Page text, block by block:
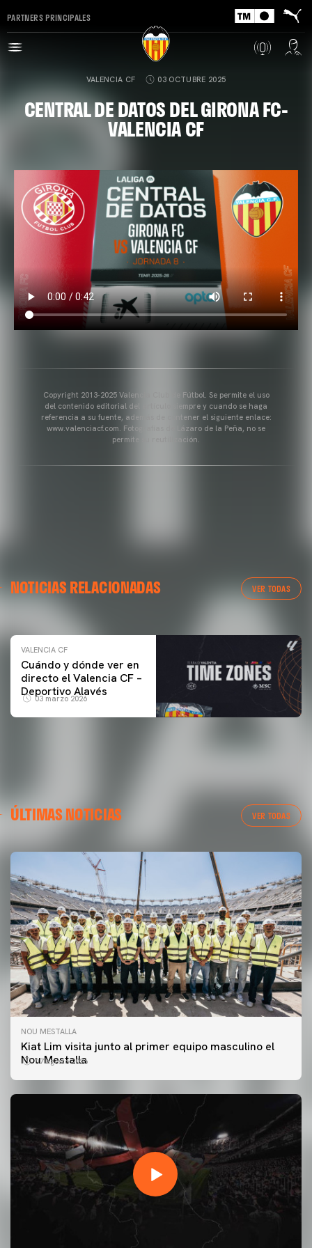
PARTNERS PRINCIPALES
VALENCIA CF 03 OCTUBRE 2025
CENTRAL DE DATOS DEL GIRONA FC-
VALENCIA CF
Copyright 2013-2025 Valencia Club de Fútbol. Se permite el uso
del contenido editorial del artículo siempre y cuando se haga
referencia a su fuente, además de contener el siguiente enlace:
www.valenciacf.com. Fotografías de Lázaro de la Peña, no se
permite su reutilización.
NOTICIAS RELACIONADAS VER TODAS
ENTRENAMIENTO DEL VALENCIA CF 04/03/26
VALENCIA CF
Cuándo y dónde ver en
directo el Valencia CF –
Deportivo Alavés
03 marzo 2026
ÚLTIMAS NOTICIAS VER TODAS
NOU MESTALLA
Kiat Lim visita junto al primer equipo masculino el
Nou Mestalla
07 agosto 2026